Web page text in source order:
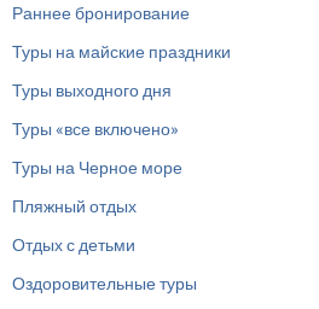
Раннее бронирование
Туры на майские праздники
Туры выходного дня
Туры «все включено»
Туры на Черное море
Пляжный отдых
Отдых с детьми
Оздоровительные туры